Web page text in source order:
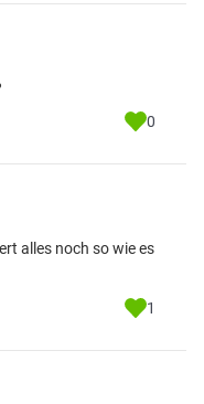
0
alles noch so wie es
1